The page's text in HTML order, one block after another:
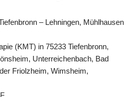
– Lehningen, Mühlhausen
(KMT) in 75233 Tiefenbronn,
Unterreichenbach, Bad
Friolzheim, Wimsheim,